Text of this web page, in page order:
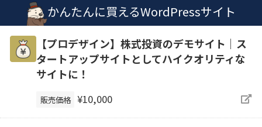
かんたんに買えるWordPressサイト
【プロデザイン】株式投資のデモサイト｜ス
タートアップサイトとしてハイクオリティな
サイトに！
販売価格 ¥10,000